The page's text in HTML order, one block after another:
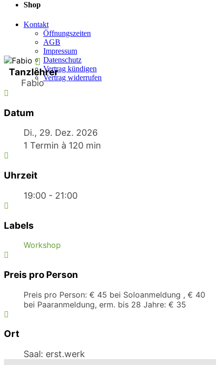
Shop
Kontakt
Öffnungszeiten
AGB
Impressum
Datenschutz
Vertrag kündigen
Vertrag widerrufen
Tanzlehrer
Fabio
Datum
Di., 29. Dez. 2026
1 Termin à 120 min
Uhrzeit
19:00 - 21:00
Labels
Workshop
Preis pro Person
Preis pro Person: € 45 bei Soloanmeldung , € 40
bei Paaranmeldung, erm. bis 28 Jahre: € 35
Ort
Saal: erst.werk